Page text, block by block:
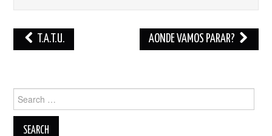
Post
navigation
T.A.T.U. AONDE VAMOS PARAR?
for: